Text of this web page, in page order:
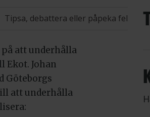
Tipsa, debattera eller påpeka fel
att underhålla
Ekot. Johan
Göteborgs
att underhålla